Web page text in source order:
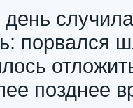
порвался
позднее